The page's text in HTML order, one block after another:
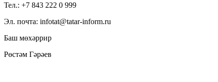
Тел.: +7 843 222 0 999
Эл. почта: infotat@tatar-inform.ru
Баш мөхәррир
Рөстәм Гәрәев